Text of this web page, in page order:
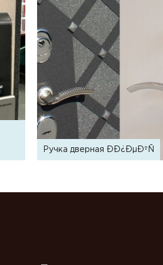
Ручка дверная ÐÐ¿ÐµÐºÑ